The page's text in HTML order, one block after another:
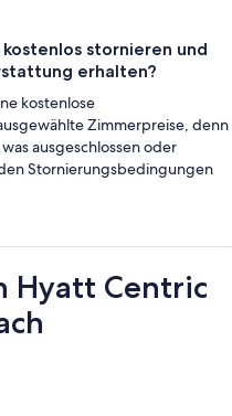
stornieren und
erhalten?
kostenlose
Zimmerpreise, denn
ausgeschlossen oder
Stornierungsbedingungen
Hyatt Centric